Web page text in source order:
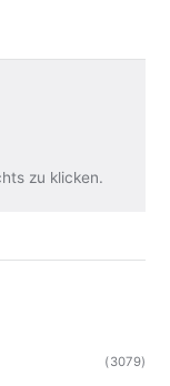
zu klicken.
(3079)